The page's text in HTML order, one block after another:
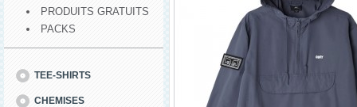
PRODUITS GRATUITS
PACKS
TEE-SHIRTS
CHEMISES